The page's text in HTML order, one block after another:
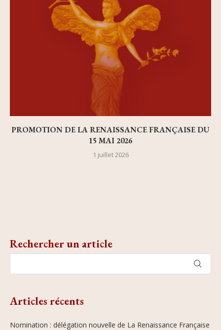
PROMOTION DE LA RENAISSANCE FRANÇAISE DU
15 MAI 2026
1 juillet 2026
Rechercher un article
Articles récents
Nomination : délégation nouvelle de La Renaissance Française